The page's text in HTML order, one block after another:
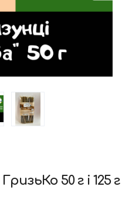
50 г і 125 г